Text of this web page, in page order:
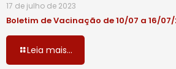
17 de julho de 2023
Boletim de Vacinação de 10/07 a 16/07/
Leia mais...